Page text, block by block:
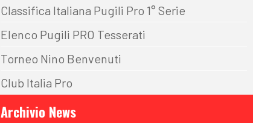
Classifica Italiana Pugili Pro 1° Serie
Elenco Pugili PRO Tesserati
Torneo Nino Benvenuti
Club Italia Pro
Archivio News